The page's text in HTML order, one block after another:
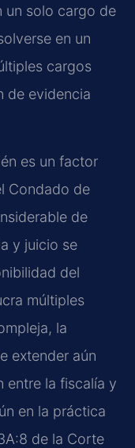
un solo cargo de
en un
cargos
de evidencia
es un factor
Condado de
de
y juicio se
del
múltiples
la
extender aún
entre la fiscalía y
en la práctica
de la Corte